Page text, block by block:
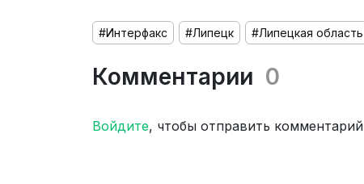
#Интерфакс #Липецк #Липецкая область
Комментарии 0
Войдите, чтобы отправить комментарий